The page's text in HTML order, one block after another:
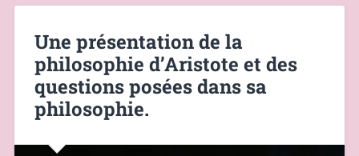
Une présentation de la
philosophie d’Aristote et des
questions posées dans sa
philosophie.